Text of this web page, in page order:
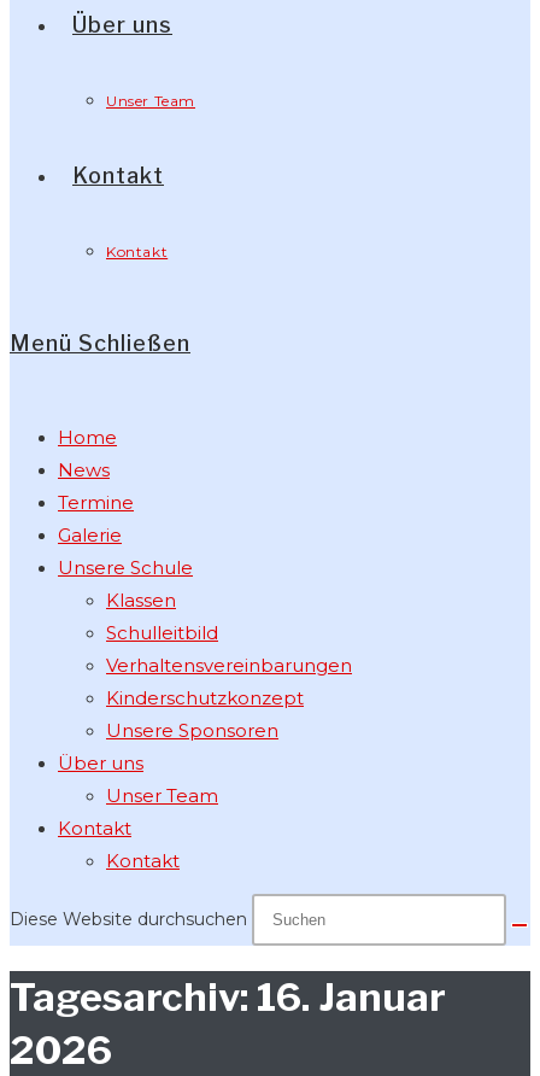
Über uns
Unser Team
Kontakt
Kontakt
Menü Schließen
Home
News
Termine
Galerie
Unsere Schule
Klassen
Schulleitbild
Verhaltensvereinbarungen
Kinderschutzkonzept
Unsere Sponsoren
Über uns
Unser Team
Kontakt
Kontakt
Diese Website durchsuchen
Tagesarchiv: 16. Januar
2026